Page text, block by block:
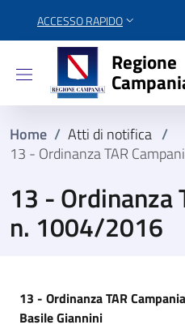
ACCESSO RAPIDO
Regione
Home / Atti di notifica /
13 - Ordinanza TAR
13 - Ordinanza
n. 1004/2016
13 - Ordinanza TAR
Basile Giannini